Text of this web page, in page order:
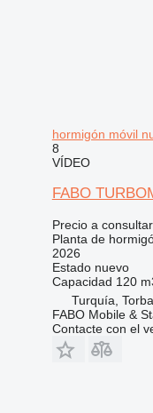
hormigón móvil
8
VÍDEO
FABO
Precio a consultar
Planta de
2026
Estadonuevo
Capacidad 120
Turquía,
FABO Mobile &
Contacte con el